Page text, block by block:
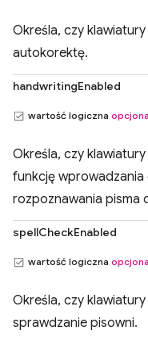
Określa, czy
autokorektę.
handwritingEnabled
wartość logiczna
Określa, czy
funkcję
rozpoznawania pisma
spellCheckEnabled
wartość logiczna
Określa, czy
sprawdzanie pisowni.